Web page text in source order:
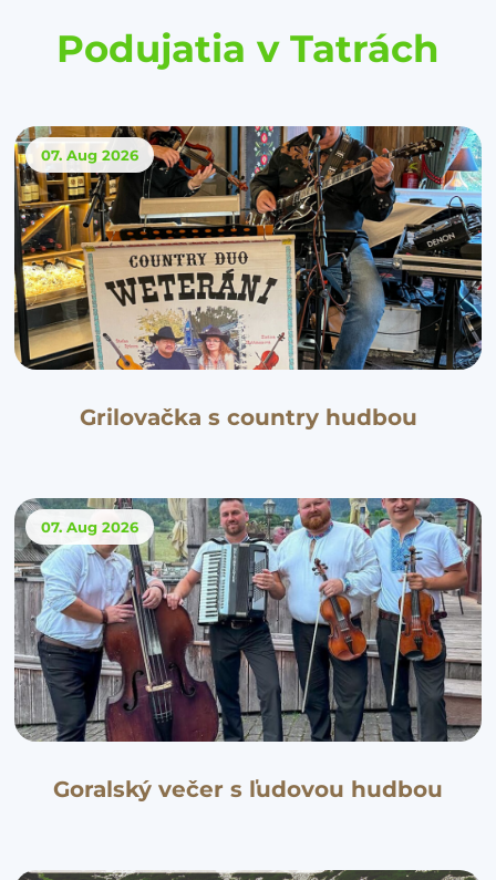
Podujatia v Tatrách
07. Aug 2026
Grilovačka s country hudbou
07. Aug 2026
Goralský večer s ľudovou hudbou